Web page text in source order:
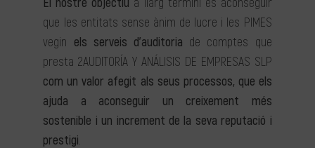
que les entitats sense ànim de lucre i les PIMES
vegin els serveis d’auditoria de comptes que
presta 2AUDITORÍA Y ANÁLISIS DE EMPRESAS SLP
com un valor afegit als seus processos, que els
ajuda a aconseguir un creixement més
sostenible i un increment de la seva reputació i
prestigi.